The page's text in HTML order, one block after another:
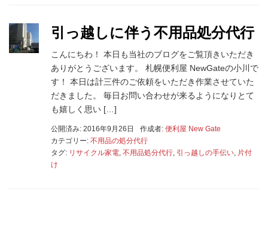
引っ越しに伴う不用品処分代行
こんにちわ！ 本日も当社のブログをご覧頂きいただき
ありがとうございます。 札幌便利屋 NewGateの小川で
す！ 本日は計三件のご依頼をいただき作業させていた
だきました。 毎日お問い合わせが来るようになりとて
も嬉しく思い […]
公開済み: 2016年9月26日 作成者: 便利屋 New Gate
カテゴリー: 不用品の処分代行
タグ: リサイクル家電, 不用品処分代行, 引っ越しの手伝い, 片付
け